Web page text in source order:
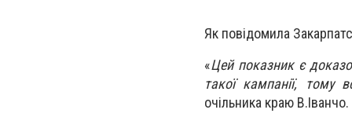
Як повідомила
«Цей показник є
такої кампанії, тому
очільника краю В.Іванчо.